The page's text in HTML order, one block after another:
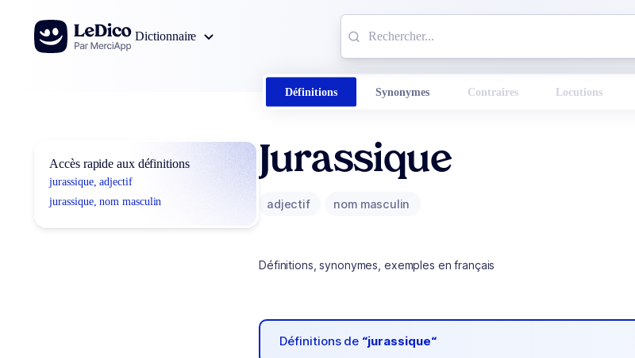
Aller au contenu
Dictionnaire
Définitions Synonymes Contraires Locutions
Accès rapide aux définitions
jurassique, adjectif
jurassique, nom masculin
Jurassique
adjectif nom masculin
Définitions, synonymes, exemples en français
Définitions de “jurassique“